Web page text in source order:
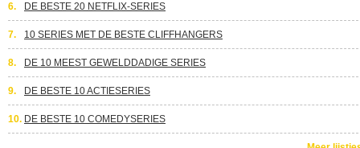
6. DE BESTE 20 NETFLIX-SERIES
7. 10 SERIES MET DE BESTE CLIFFHANGERS
8. DE 10 MEEST GEWELDDADIGE SERIES
9. DE BESTE 10 ACTIESERIES
10. DE BESTE 10 COMEDYSERIES